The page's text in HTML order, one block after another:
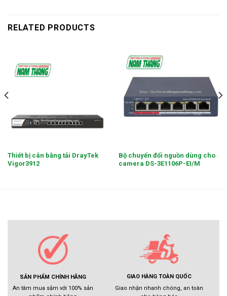
RELATED PRODUCTS
Thiết bị cân bằng tải DrayTek
Vigor3912
Bộ chuyển đổi nguồn dùng cho
camera DS-3E1106P-EI/M
SẢN PHẨM CHÍNH HÃNG
An tâm mua sắm với 100% sản
GIAO HÀNG TOÀN QUỐC
Giao nhận nhanh chóng, an toàn